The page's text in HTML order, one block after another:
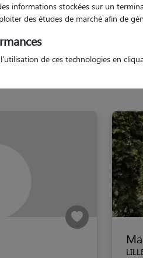
informations stockées sur un
des études de marché afin de
de ces technologies en